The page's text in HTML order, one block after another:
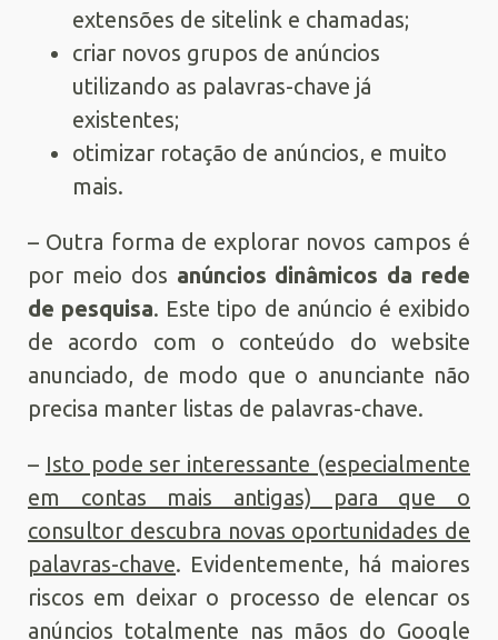
extensões de sitelink e chamadas;
criar novos grupos de anúncios
utilizando as palavras-chave já
existentes;
otimizar rotação de anúncios, e muito
mais.
– Outra forma de explorar novos campos é
por meio dos anúncios dinâmicos da rede
de pesquisa. Este tipo de anúncio é exibido
de acordo com o conteúdo do website
anunciado, de modo que o anunciante não
precisa manter listas de palavras-chave.
– Isto pode ser interessante (especialmente
em contas mais antigas) para que o
consultor descubra novas oportunidades de
palavras-chave. Evidentemente, há maiores
riscos em deixar o processo de elencar os
anúncios totalmente nas mãos do Google